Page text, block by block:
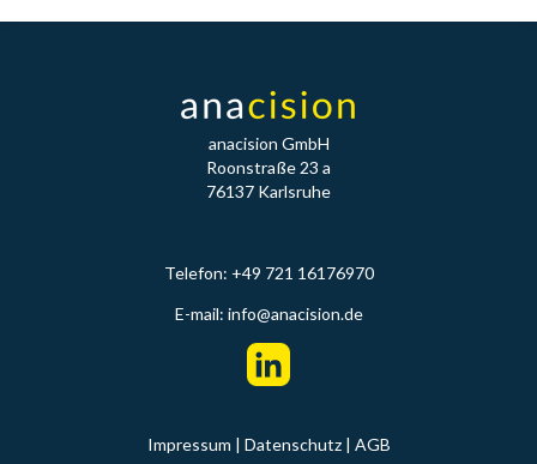
anacision GmbH
Roonstraße 23 a
76137 Karlsruhe
Telefon: +49 721 16176970
E-mail: info@anacision.de
Impressum | Datenschutz| AGB